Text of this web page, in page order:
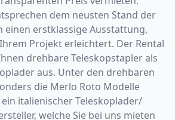
dem neusten Stand der
einen erstklassige Ausstattung,
Projekt erleichtert. Der Rental
drehbare Teleskopstapler als
aus. Unter den drehbaren
die Merlo Roto Modelle
italienischer Teleskoplader/
welche Sie bei uns mieten